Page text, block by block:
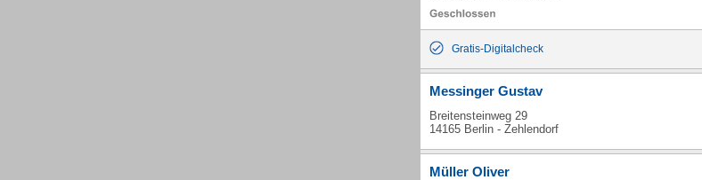
Gratis-Digitalcheck
Messinger Gustav
Breitensteinweg 29
14165 Berlin - Zehlendorf
Müller Oliver